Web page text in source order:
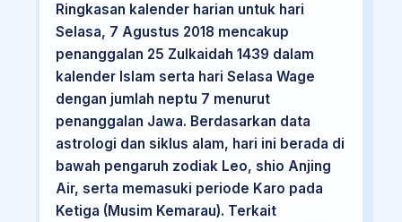
Ringkasan kalender harian untuk hari
Selasa, 7 Agustus 2018 mencakup
penanggalan 25 Zulkaidah 1439 dalam
kalender Islam serta hari Selasa Wage
dengan jumlah neptu 7 menurut
penanggalan Jawa. Berdasarkan data
astrologi dan siklus alam, hari ini berada di
bawah pengaruh zodiak Leo, shio Anjing
Air, serta memasuki periode Karo pada
Ketiga (Musim Kemarau). Terkait